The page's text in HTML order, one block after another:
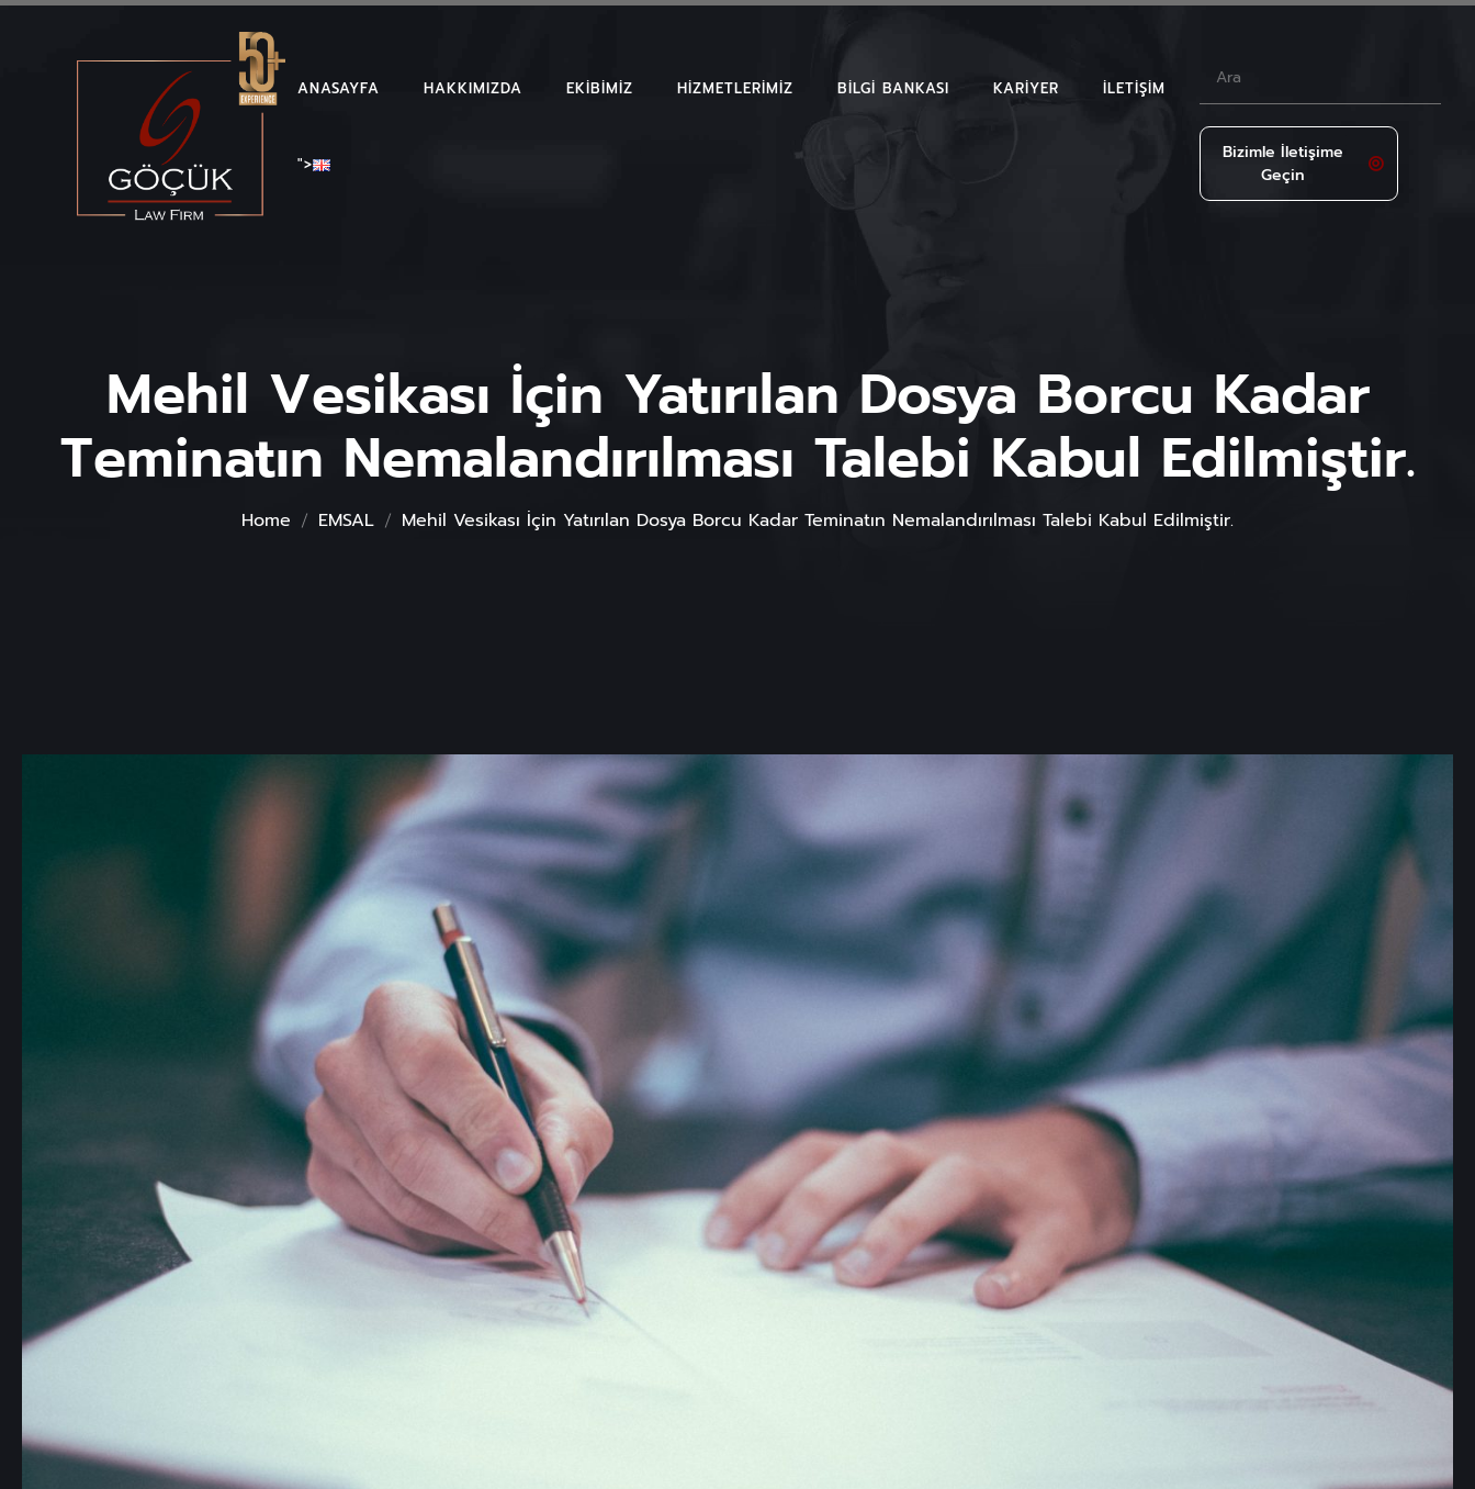
ANASAYFA HAKKIMIZDA EKIBIMIZ HIZMETLERIMIZ BILGI BANKASI KARIYER İLETIŞIM
">
Bizimle İletişime
Geçin
Mehil Vesikası İçin Yatırılan Dosya Borcu Kadar
Teminatın Nemalandırılması Talebi Kabul Edilmiştir.
Home EMSAL Mehil Vesikası İçin Yatırılan Dosya Borcu Kadar Teminatın Nemalandırılması Talebi Kabul Edilmiştir.